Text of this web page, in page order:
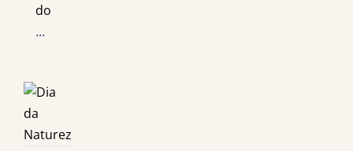
do
...